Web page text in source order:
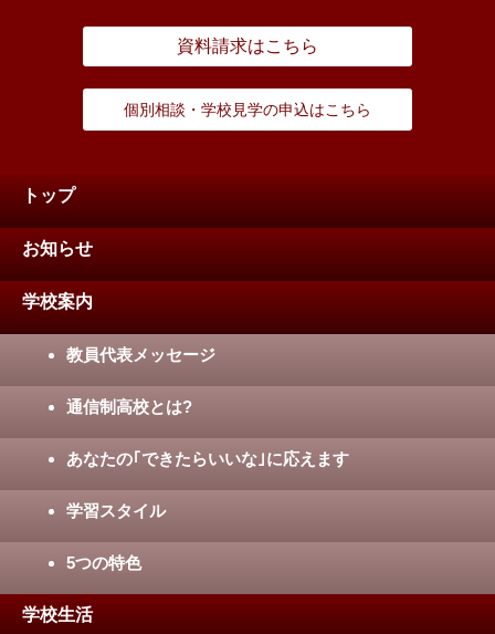
資料請求はこちら
個別相談・学校見学の申込はこちら
トップ
お知らせ
学校案内
教員代表メッセージ
通信制高校とは?
あなたの｢できたらいいな｣に応えます
学習スタイル
5つの特色
学校生活